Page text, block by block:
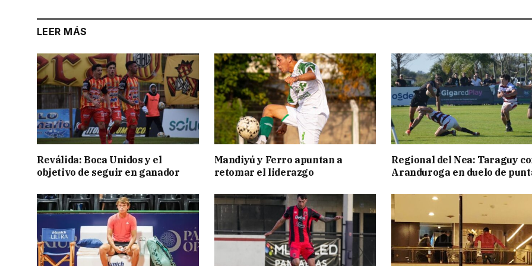
LEER MÁS
Reválida: Boca Unidos y el
objetivo de seguir en ganador
Mandiyú y Ferro apuntan a
retomar el liderazgo
Regional del Nea: Taraguy
Aranduroga en duelo de